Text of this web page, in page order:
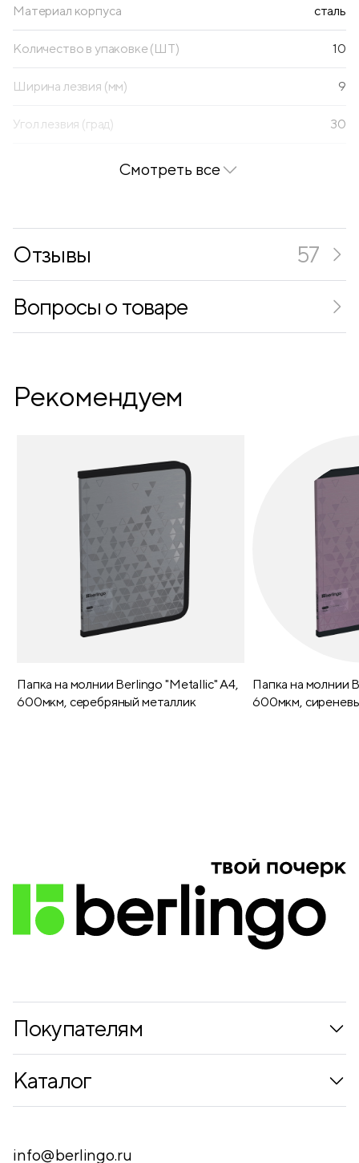
Материал корпуса сталь
Количество в упаковке (ШТ) 10
Ширина лезвия (мм) 9
Угол лезвия (град) 30
Смотреть все
Отзывы
57
Вопросы о товаре
Рекомендуем
Папка на молнии Berlingo "Metallic" А4,
600мкм, серебряный металлик
Папка на молнии
600мкм,
Покупателям
Контакты
Каталог
Письменные принадлежности
info@berlingo.ru